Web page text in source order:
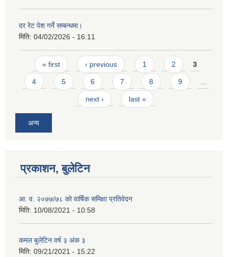
दर रेट पेश गर्ने सम्बन्धमा।
मिति: 04/02/2026 - 16:11
Pages
« first ‹ previous 1 2 3
4 5 6 7 8 9 …
next › last »
अन्य
प्रकाशन, बुलेटिन
आ. व. २०७७/७८ को वार्षिक समिक्षा प्रतिवेदन
मिति: 10/08/2021 - 10:58
कमल बुलेटिन वर्ष ३ अंक ३
मिति: 09/21/2021 - 15:22